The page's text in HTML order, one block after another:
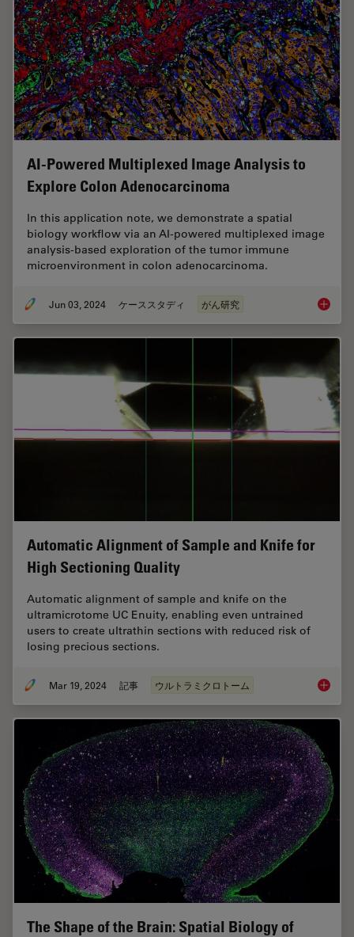
AI-Powered Multiplexed Image Analysis to
Explore Colon Adenocarcinoma
In this application note, we demonstrate a spatial
biology workflow via an AI-powered multiplexed image
analysis-based exploration of the tumor immune
microenvironment in colon adenocarcinoma.
Jun 03, 2024 ケーススタディ がん研究 AI-
Automatic Alignment of Sample and Knife for
High Sectioning Quality
Automatic alignment of sample and knife on the
ultramicrotome UC Enuity, enabling even untrained
users to create ultrathin sections with reduced risk of
losing precious sections.
Mar 19, 2024 記事 ウルトラミクロトーム
The Shape of the Brain: Spatial Biology of